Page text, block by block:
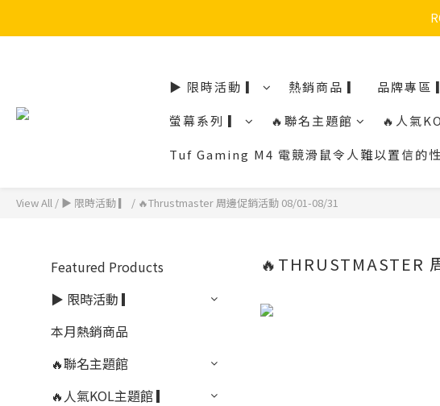
🔥品牌限定
▶ 限時活動 ▎ 熱銷商品 ▎ 品牌專區
螢幕系列 ▎
🔥聯名主題館 🔥人氣
Tuf Gaming M4 電競滑鼠令人難以置信的
View All / ▶ 限時活動 ▎ / 🔥Thrustmaster 周邊促銷活動 08/01-08/31
Featured Products
▶ 限時活動 ▎
本月熱銷商品
🔥聯名主題館
🔥人氣KOL主題館 ▎
🔥THRUSTMASTER